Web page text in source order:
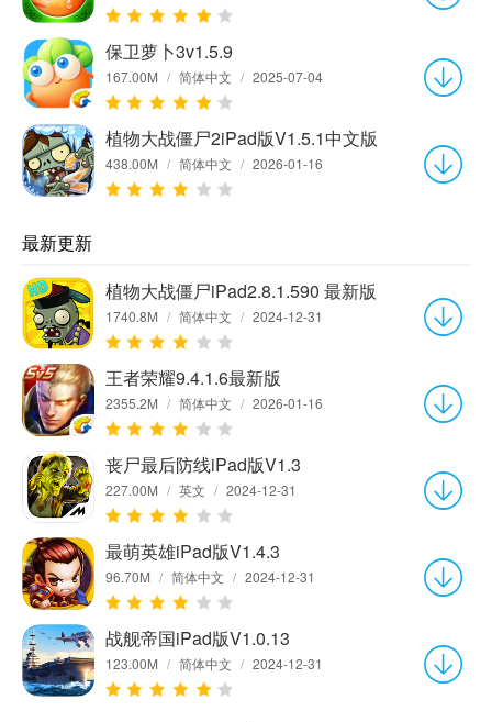
保卫萝卜3v1.5.9
167.00M / 简体中文 / 2025-07-04
植物大战僵尸2iPad版V1.5.1中文版
438.00M / 简体中文 / 2026-01-16
最新更新
植物大战僵尸iPad2.8.1.590 最新版
1740.8M / 简体中文 / 2024-12-31
王者荣耀9.4.1.6最新版
2355.2M / 简体中文 / 2026-01-16
丧尸最后防线iPad版V1.3
227.00M / 英文 / 2024-12-31
最萌英雄iPad版V1.4.3
96.70M / 简体中文 / 2024-12-31
战舰帝国iPad版V1.0.13
123.00M / 简体中文 / 2024-12-31